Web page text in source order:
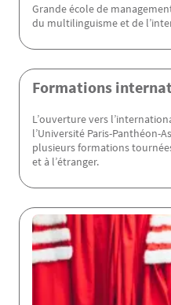
Grande école de
du multilinguisme et de
Formations
L’ouverture vers
l’Université Paris-Panthéon-
plusieurs formations
et à l’étranger.